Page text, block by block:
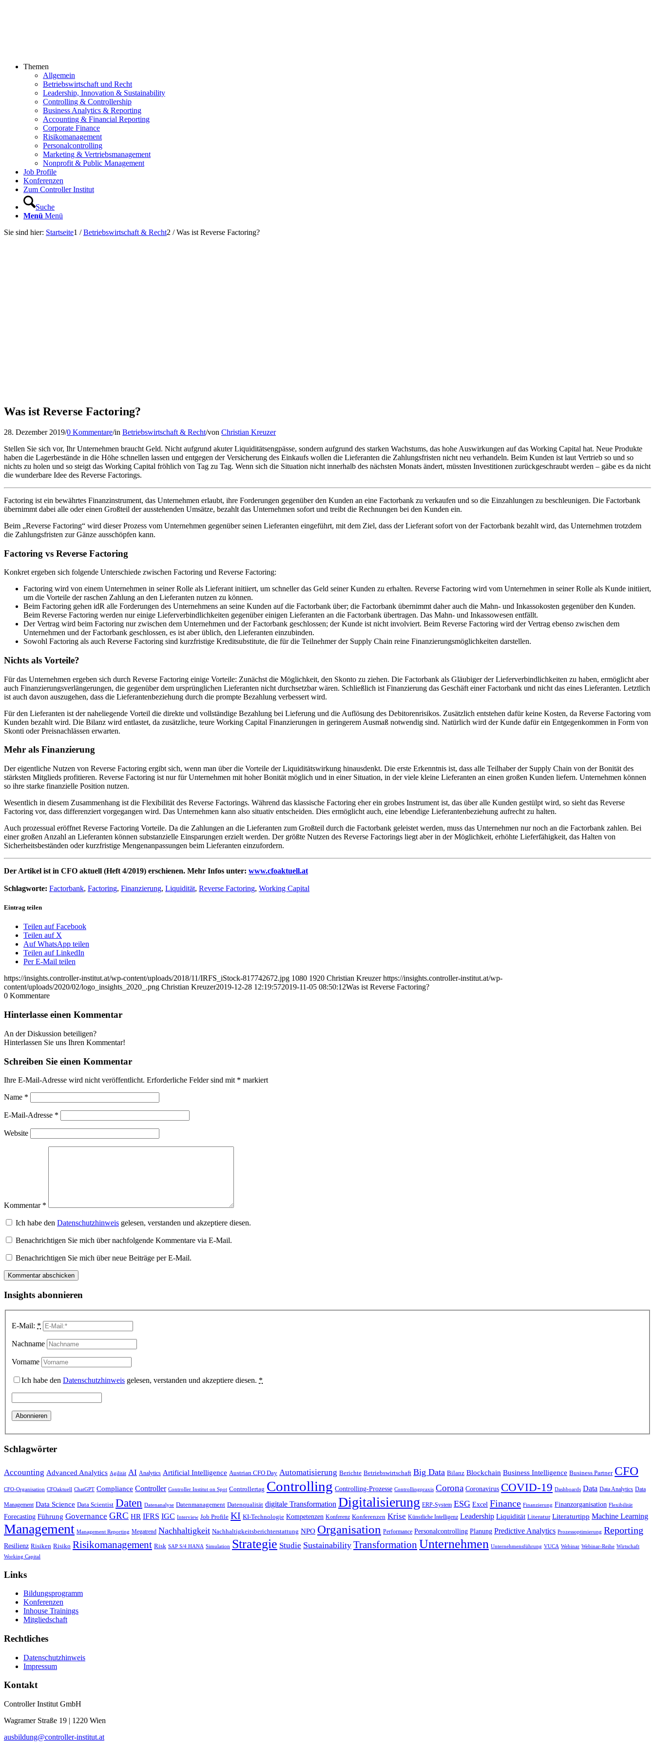
Themen
Allgemein
Betriebswirtschaft und Recht
Leadership, Innovation & Sustainability
Controlling & Controllership
Business Analytics & Reporting
Accounting & Financial Reporting
Corporate Finance
Risikomanagement
Personalcontrolling
Marketing & Vertriebsmanagement
Nonprofit & Public Management
Job Profile
Konferenzen
Zum Controller Institut
Suche
Menü Menü
Sie sind hier: Startseite1 / Betriebswirtschaft & Recht2 / Was ist Reverse Factoring?
Was ist Reverse Factoring?
28. Dezember 2019/0 Kommentare/in Betriebswirtschaft & Recht/von Christian Kreuzer
Stellen Sie sich vor, Ihr Unternehmen braucht Geld. Nicht aufgrund akuter Liquiditätsengpässe, sondern aufgrund des starken Wachstums, das hohe Auswirkungen auf das Working Capital hat. Neue Produkte
haben die Lagerbestände in die Höhe schnellen lassen und entgegen der Versicherung des Einkaufs wollen die Lieferanten die Zahlungsfristen nicht neu verhandeln. Beim Kunden ist laut Vertrieb so und so
nichts zu holen und so steigt das Working Capital fröhlich von Tag zu Tag. Wenn sich die Situation nicht innerhalb des nächsten Monats ändert, müssten Investitionen zurückgeschraubt werden – gäbe es da nicht
die wunderbare Idee des Reverse Factorings.
Factoring ist ein bewährtes Finanzinstrument, das Unternehmen erlaubt, ihre Forderungen gegenüber den Kunden an eine Factorbank zu verkaufen und so die Einzahlungen zu beschleunigen. Die Factorbank
übernimmt dabei alle oder einen Großteil der ausstehenden Umsätze, bezahlt das Unternehmen sofort und treibt die Rechnungen bei den Kunden ein.
Beim „Reverse Factoring“ wird dieser Prozess vom Unternehmen gegenüber seinen Lieferanten eingeführt, mit dem Ziel, dass der Lieferant sofort von der Factorbank bezahlt wird, das Unternehmen trotzdem
die Zahlungs­fristen zur Gänze ausschöpfen kann.
Factoring vs Reverse Factoring
Konkret ergeben sich folgende Unterschiede zwischen Factoring und Reverse Factoring:
Factoring wird von einem Unternehmen in seiner Rolle als Lieferant initiiert, um schneller das Geld seiner Kunden zu erhalten. Reverse Factoring wird vom Unternehmen in seiner Rolle als Kunde initiiert,
um die Vorteile der raschen Zahlung an den Lieferanten nutzen zu können.
Beim Factoring gehen idR alle Forderungen des Unternehmens an seine Kunden auf die Factorbank über; die Factorbank übernimmt daher auch die Mahn- und Inkasso­kosten gegenüber den Kunden.
Beim Reverse Factoring werden nur einige Lieferverbindlichkeiten gegenüber einigen Lieferanten an die Factorbank übertragen. Das Mahn- und Inkassowesen entfällt.
Der Vertrag wird beim Factoring nur zwischen dem Unternehmen und der Factorbank geschlossen; der Kunde ist nicht involviert. Beim Reverse Factoring wird der Vertrag ebenso zwischen dem
Unternehmen und der Factorbank geschlossen, es ist aber üblich, den Lieferanten einzubinden.
Sowohl Factoring als auch Reverse Factoring sind kurz­fristige Kreditsubstitute, die für die Teilnehmer der Supply Chain reine Finanzierungsmöglichkeiten darstellen.
Nichts als Vorteile?
Für das Unternehmen ergeben sich durch Reverse Factoring einige Vorteile: Zunächst die Möglichkeit, den Skonto zu ziehen. Die Factorbank als Gläubiger der Lieferverbindlichkeiten zu haben, ermöglicht aber
auch Finanzierungsverlängerungen, die gegenüber dem ursprünglichen Lieferanten nicht durchsetzbar wären. Schließlich ist Finanzierung das Geschäft einer Factorbank und nicht das eines Lieferanten. Letztlich
ist auch davon auszugehen, dass die Lieferantenbeziehung durch die prompte Bezahlung verbessert wird.
Für den Lieferanten ist der naheliegende Vorteil die direkte und vollständige Bezahlung bei Lieferung und die Auflösung des Debitorenrisikos. Zusätzlich entstehen dafür keine Kosten, da Reverse Factoring vom
Kunden bezahlt wird. Die Bilanz wird entlastet, da zusätzliche, teure Working Capital Finanzierungen in geringerem Ausmaß notwendig sind. Natürlich wird der Kunde dafür ein Entgegenkommen in Form von
Skonti oder Preisnachlässen erwarten.
Mehr als Finanzierung
Der eigentliche Nutzen von Reverse Factoring ergibt sich, wenn man über die Vorteile der Liquiditätswirkung hinausdenkt. Die erste Erkenntnis ist, dass alle Teilhaber der Supply Chain von der Bonität des
stärksten Mitglieds profitieren. Reverse Factoring ist nur für Unternehmen mit hoher Bonität möglich und in einer Situation, in der viele kleine Lieferanten an einen großen Kunden liefern. Unternehmen können
so ihre starke finanzielle Position nutzen.
Wesentlich in diesem Zusammenhang ist die Flexibilität des Reverse Factorings. Während das klassische Factoring eher ein grobes Instrument ist, das über alle Kunden gestülpt wird, so sieht das Reverse
Factoring vor, dass differenziert vorgegangen wird. Das Unternehmen kann also situativ entscheiden. Dies ermöglicht auch, eine lebendige Lieferantenbeziehung aufrecht zu halten.
Auch prozessual eröffnet Reverse Factoring Vorteile. Da die Zahlungen an die Lieferanten zum Großteil durch die Factorbank geleistet werden, muss das Unternehmen nur noch an die Factorbank zahlen. Bei
einer großen Anzahl an Lieferanten können substanzielle Einsparungen erzielt werden. Der größte Nutzen des Reverse Factorings liegt aber in der Möglichkeit, erhöhte Lieferfähigkeit, das Halten von
Sicherheitsbeständen oder kurz­fristige Mengenanpassungen beim Lieferanten einzufordern.
Der Artikel ist in CFO aktuell (Heft 4/2019) erschienen. Mehr Infos unter: www.cfoaktuell.at
Schlagworte: Factorbank, Factoring, Finanzierung, Liquidität, Reverse Factoring, Working Capital
Eintrag teilen
Teilen auf Facebook
Teilen auf X
Auf WhatsApp teilen
Teilen auf LinkedIn
Per E-Mail teilen
https://insights.controller-institut.at/wp-content/uploads/2018/11/IRFS_iStock-817742672.jpg 1080 1920 Christian Kreuzer https://insights.controller-institut.at/wp-
content/uploads/2020/02/logo_insights_2020_.png Christian Kreuzer2019-12-28 12:19:572019-11-05 08:50:12Was ist Reverse Factoring?
0 Kommentare
Hinterlasse einen Kommentar
An der Diskussion beteiligen?
Hinterlassen Sie uns Ihren Kommentar!
Schreiben Sie einen Kommentar
Ihre E-Mail-Adresse wird nicht veröffentlicht. Erforderliche Felder sind mit * markiert
Name *
E-Mail-Adresse *
Website
Kommentar *
Ich habe den Datenschutzhinweis gelesen, verstanden und akzeptiere diesen.
Benachrichtigen Sie mich über nachfolgende Kommentare via E-Mail.
Benachrichtigen Sie mich über neue Beiträge per E-Mail.
Insights abonnieren
E-Mail: *
Nachname
Vorname
Ich habe den Datenschutzhinweis gelesen, verstanden und akzeptiere diesen. *
Schlagwörter
Accounting Advanced Analytics Agilität AI Analytics Artificial Intelligence Austrian CFO Day Automatisierung Berichte Betriebswirtschaft Big Data Bilanz Blockchain Business Intelligence Business Partner CFO
CFO-Organisation CFOaktuell ChatGPT Compliance Controller Controller Institut on Spot Controllertag Controlling Controlling-Prozesse Controllingpraxis Corona Coronavirus COVID-19 Dashboards Data Data Analytics Data
Management Data Science Data Scientist Daten Datenanalyse Datenmanagement Datenqualität digitale Transformation Digitalisierung ERP-System ESG Excel Finance Finanzierung Finanzorganisation Flexibilität
Forecasting Führung Governance GRC HR IFRS IGC Interview Job Profile KI KI-Technologie Kompetenzen Konferenz Konferenzen Krise Künstliche Intelligenz Leadership Liquidität Literatur Literaturtipp Machine Learning
Management Management Reporting Megatrend Nachhaltigkeit Nachhaltigkeitsberichterstattung NPO Organisation Performance Personalcontrolling Planung Predictive Analytics Prozessoptimierung Reporting
Resilienz Risiken Risiko Risikomanagement Risk SAP S/4 HANA Simulation Strategie Studie Sustainability Transformation Unternehmen Unternehmensführung VUCA Webinar Webinar-Reihe Wirtschaft
Working Capital
Links
Bildungsprogramm
Konferenzen
Inhouse Trainings
Mitgliedschaft
Rechtliches
Datenschutzhinweis
Impressum
Kontakt
Controller Institut GmbH
Wagramer Straße 19 | 1220 Wien
ausbildung@controller-institut.at